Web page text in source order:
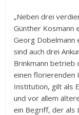
„Neben drei
Günther Kosmann
Georg Dobelmann
sind auch drei
Brinkmann betrieb
einen florierenden
Institution, gilt als
und vor allem
ein Begriff, der als